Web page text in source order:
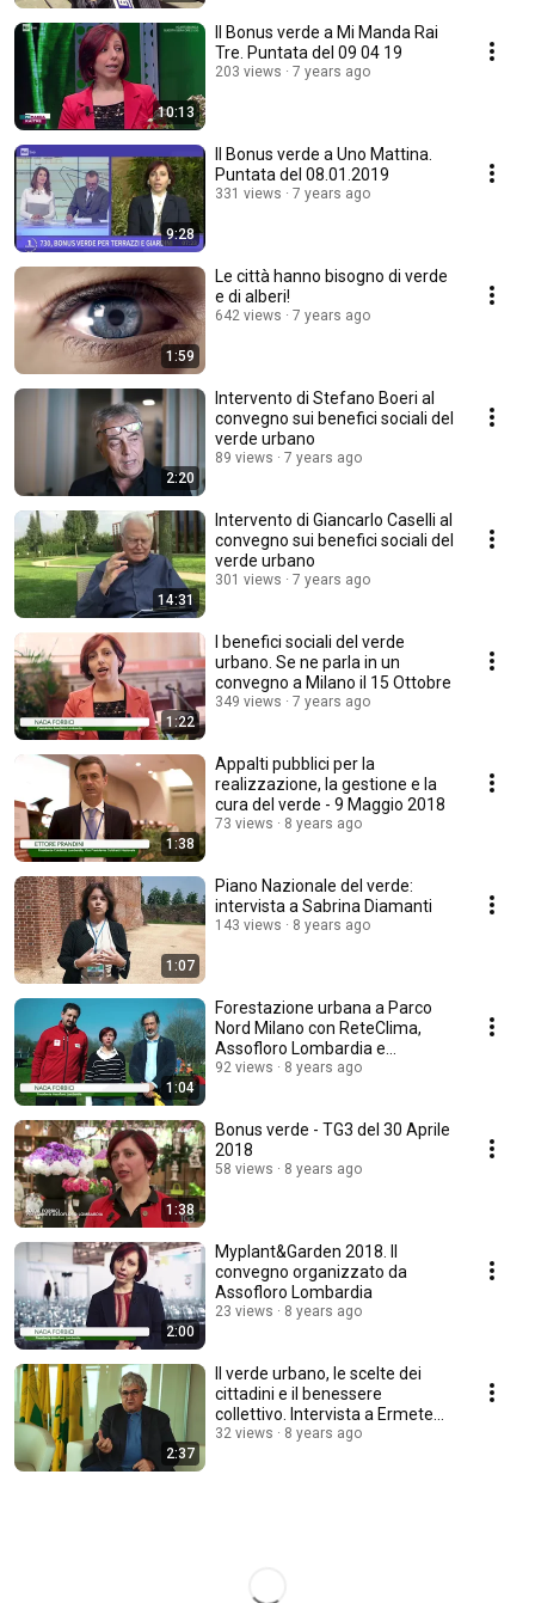
10:13
Il Bonus verde a Mi Manda Rai
Tre. Puntata del 09 04 19
203 views 7 years ago
9:28
Il Bonus verde a Uno Mattina.
Puntata del 08.01.2019
331 views 7 years ago
1:59
Le città hanno bisogno di verde
e di alberi!
642 views 7 years ago
2:20
Intervento di Stefano Boeri al
convegno sui benefici sociali del
verde urbano
89 views 7 years ago
14:31
Intervento di Giancarlo Caselli al
convegno sui benefici sociali del
verde urbano
301 views 7 years ago
1:22
I benefici sociali del verde
urbano. Se ne parla in un
convegno a Milano il 15 Ottobre
349 views 7 years ago
1:38
Appalti pubblici per la
realizzazione, la gestione e la
cura del verde - 9 Maggio 2018
73 views 8 years ago
1:07
Piano Nazionale del verde:
intervista a Sabrina Diamanti
143 views 8 years ago
1:04
Forestazione urbana a Parco
Nord Milano con ReteClima,
Assofloro Lombardia e
Ministero Ambiente
92 views 8 years ago
1:38
Bonus verde - TG3 del 30 Aprile
2018
58 views 8 years ago
2:00
Myplant&Garden 2018. Il
convegno organizzato da
Assofloro Lombardia
23 views 8 years ago
2:37
Il verde urbano, le scelte dei
cittadini e il benessere
collettivo. Intervista a Ermete
Realacci
32 views 8 years ago